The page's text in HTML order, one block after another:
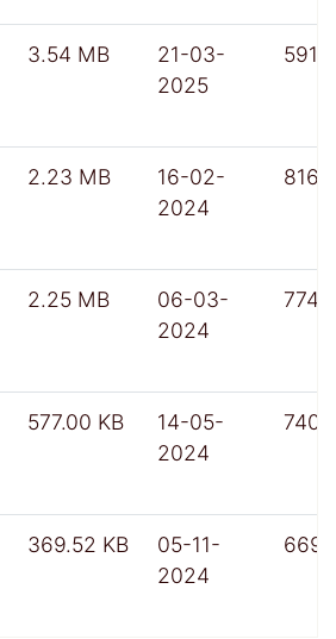
3.54 MB
21-03-
2025
591
2.23 MB
16-02-
2024
816
2.25 MB
06-03-
2024
774
577.00 KB
14-05-
2024
740
369.52 KB
05-11-
2024
669